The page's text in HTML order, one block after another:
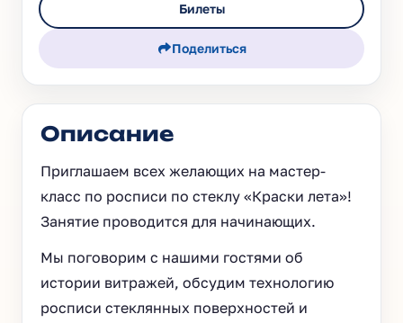
Билеты
Поделиться
Описание
Приглашаем всех желающих на мастер-
класс по росписи по стеклу «Краски лета»!
Занятие проводится для начинающих.
Мы поговорим с нашими гостями об
истории витражей, обсудим технологию
росписи стеклянных поверхностей и